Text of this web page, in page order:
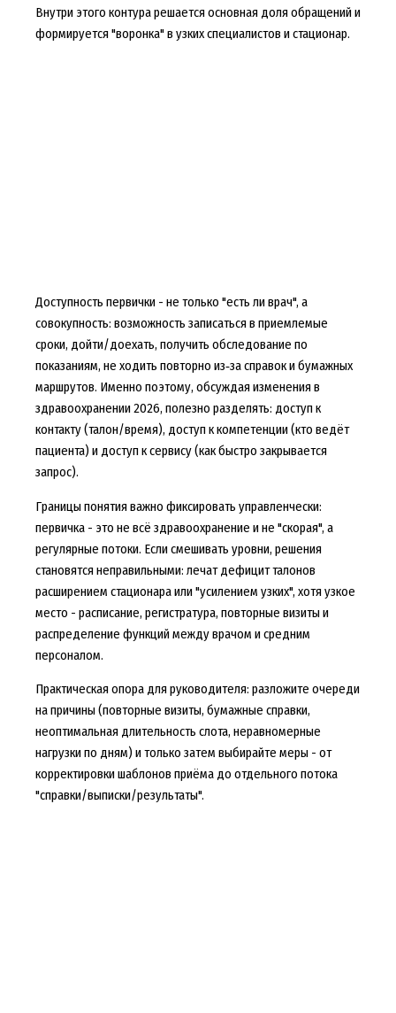
Внутри этого контура решается основная доля обращений и
формируется "воронка" в узких специалистов и стационар.
Доступность первички - не только "есть ли врач", а
совокупность: возможность записаться в приемлемые
сроки, дойти/доехать, получить обследование по
показаниям, не ходить повторно из‑за справок и бумажных
маршрутов. Именно поэтому, обсуждая изменения в
здравоохранении 2026, полезно разделять: доступ к
контакту (талон/время), доступ к компетенции (кто ведёт
пациента) и доступ к сервису (как быстро закрывается
запрос).
Границы понятия важно фиксировать управленчески:
первичка - это не всё здравоохранение и не "скорая", а
регулярные потоки. Если смешивать уровни, решения
становятся неправильными: лечат дефицит талонов
расширением стационара или "усилением узких", хотя узкое
место - расписание, регистратура, повторные визиты и
распределение функций между врачом и средним
персоналом.
Практическая опора для руководителя: разложите очереди
на причины (повторные визиты, бумажные справки,
неоптимальная длительность слота, неравномерные
нагрузки по дням) и только затем выбирайте меры - от
корректировки шаблонов приёма до отдельного потока
"справки/выписки/результаты".